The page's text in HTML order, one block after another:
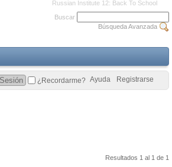
Russian Institute 12: Back To School
Resultados 1 al 1 de 1
Buscar
Búsqueda Avanzada
Registrarse
Ayuda
¿Recordarme?